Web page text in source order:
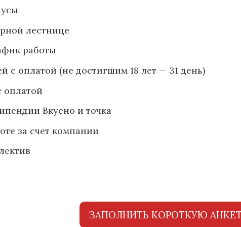
лестнице
работы
с оплатой (не достигшим 18 лет — 31 день)
оплатой
Вкусно и точка
за счет компании
ЗАПОЛНИТЬ КОРОТКУЮ